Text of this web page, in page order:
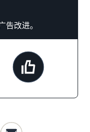
改进。